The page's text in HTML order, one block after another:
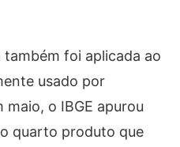
foi aplicada ao
usado por
maio, o IBGE apurou
quarto produto que